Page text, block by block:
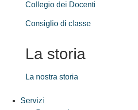
Collegio dei Docenti
Consiglio di classe
La storia
La nostra storia
Servizi